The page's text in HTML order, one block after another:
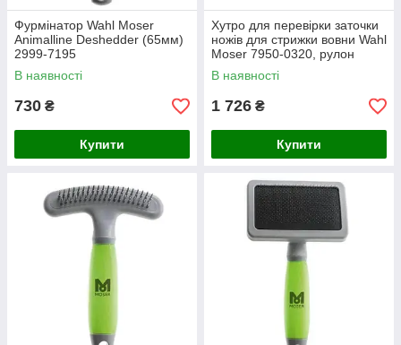
Фурмінатор Wahl Moser
Animalline Deshedder (65мм)
2999-7195
В наявності
730 ₴
Купити
Хутро для перевірки заточки
ножів для стрижки вовни Wahl
Moser 7950-0320, рулон
В наявності
1 726 ₴
Купити